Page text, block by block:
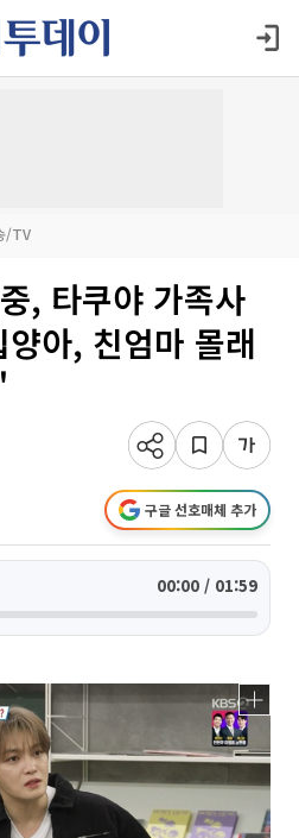
/TV
, 타쿠야 가족사
아, 친엄마 몰래
구글 선호매체 추가
00:00 / 01:59